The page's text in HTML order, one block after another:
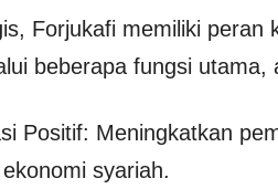
Forjukafi memiliki peran
beberapa fungsi utama,
Positif: Meningkatkan
syariah.